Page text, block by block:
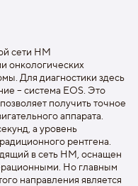
сети НМ
онкологических
Для диагностики здесь
– система EOS. Это
получить точное
аппарата.
а уровень
рентгена.
в сеть НМ, оснащен
Но главным
направления является